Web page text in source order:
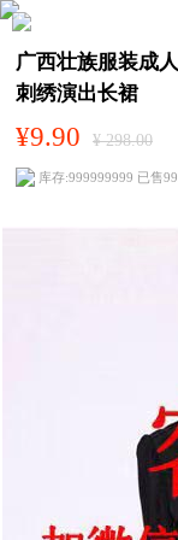
广西壮族服装成
刺绣演出长裙
¥9.90 ¥ 298.00
库存:999999999 已售